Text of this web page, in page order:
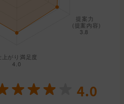
4.0